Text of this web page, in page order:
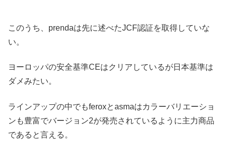
このうち、prendaは先に述べたJCF認証を取得していな
い。
ヨーロッパの安全基準CEはクリアしているが日本基準は
ダメみたい。
ラインアップの中でもferoxとasmaはカラーバリエーショ
ンも豊富でバージョン2が発売されているように主力商品
であると言える。